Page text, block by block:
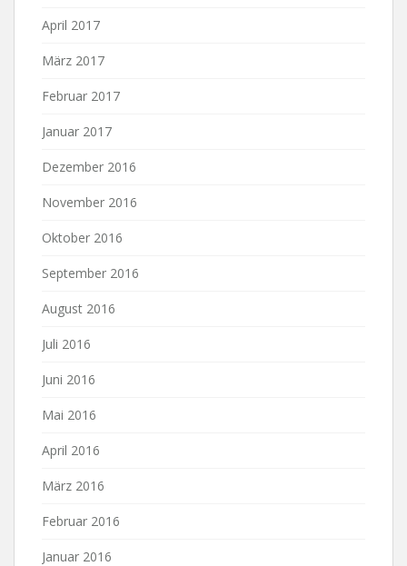
April 2017
März 2017
Februar 2017
Januar 2017
Dezember 2016
November 2016
Oktober 2016
September 2016
August 2016
Juli 2016
Juni 2016
Mai 2016
April 2016
März 2016
Februar 2016
Januar 2016